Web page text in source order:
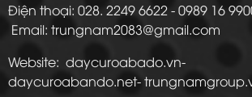
Điện thoại: 028. 2249 6622 -
Email: trungnam2083@gmail.com
Website: daycuroabado.vn-
daycuroabando.net-